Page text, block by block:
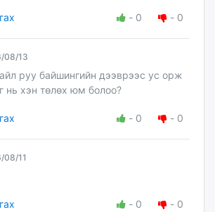
- 0 - 0
08/13
руу байшингийн дээврээс ус орж
нь хэн төлөх юм болоо?
- 0 - 0
08/11
- 0 - 0